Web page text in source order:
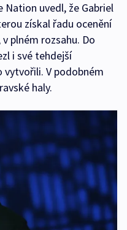
Nation uvedl, že Gabriel
získal řadu ocenění
plném rozsahu. Do
i své tehdejší
vytvořili. V podobném
haly.